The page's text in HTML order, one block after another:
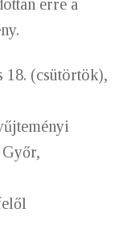
erre a
18. (csütörtök),